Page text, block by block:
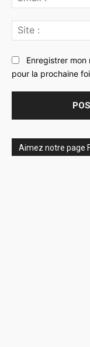
Enregistrer
pour la prochaine
Aimez notre page